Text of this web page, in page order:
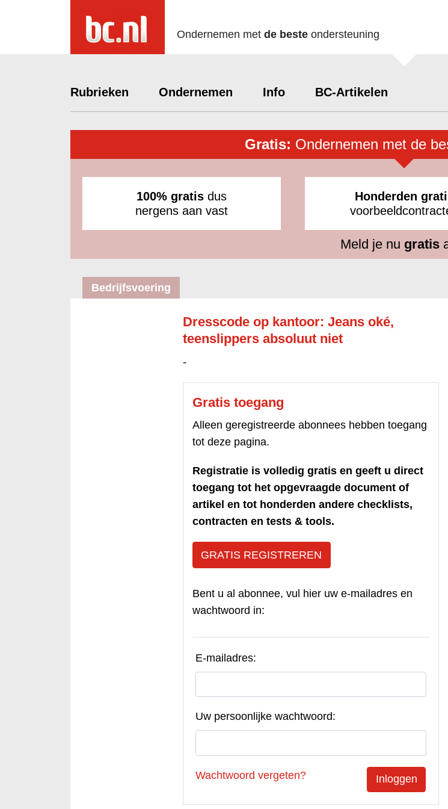
Ondernemen met de beste ondersteuning
Rubrieken Ondernemen Info BC-Artikelen
Gratis: Ondernemen met de
100% gratis dus
nergens aan vast
Honderden
Meld je nu gratis
Bedrijfsvoering
Dresscode op kantoor: Jeans oké,
teenslippers absoluut niet
-
Gratis toegang
Alleen geregistreerde abonnees hebben toegang
tot deze pagina.
Registratie is volledig gratis en geeft u direct
toegang tot het opgevraagde document of
artikel en tot honderden andere checklists,
contracten en tests & tools.
GRATIS REGISTREREN
Bent u al abonnee, vul hier uw e-mailadres en
wachtwoord in:
E-mailadres:
Uw persoonlijke wachtwoord:
Wachtwoord vergeten?